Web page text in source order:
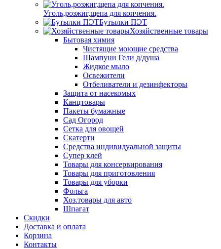
Уголь,розжиг,щепа для копчения.
Бутылки ПЭТ
Хозяйственные товары
Бытовая химия
Чистящие моющие средства
Шампуни Гели д/душа
Жидкое мыло
Освежители
Отбеливатели и дезинфекторы
Защита от насекомых
Канцтовары
Пакеты бумажные
Сад Огород
Сетка для овощей
Скатерти
Средства индивидуальной защиты
Супер клей
Товары для консервирования
Товары для приготовления
Товары для уборки
Фольга
Хоз.товары для авто
Шпагат
Скидки
Доставка и оплата
Корзина
Контакты